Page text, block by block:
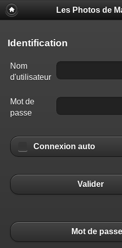
Les Photos de
Identification
Nom
d'utilisateur
Mot de
passe
Connexion auto
Valider
Mot de